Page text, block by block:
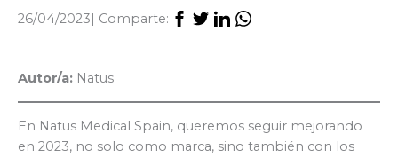
26/04/2023| Comparte:
Autor/a: Natus
En Natus Medical Spain, queremos seguir mejorando
en 2023, no solo como marca, sino también con los